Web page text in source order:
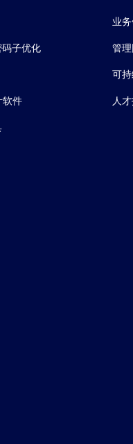
子优化
软件
业
管理
可
人